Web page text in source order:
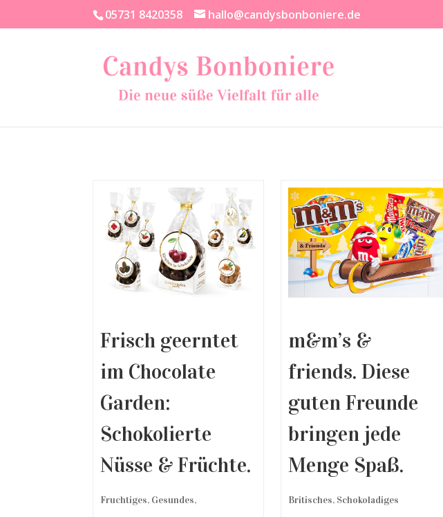
05731 8420358 hallo@candysbonboniere.de
Frisch geerntet
im Chocolate
Garden:
Schokolierte
Nüsse & Früchte.
Fruchtiges, Gesundes,
m&m’s &
friends. Diese
guten Freunde
bringen jede
Menge Spaß.
Britisches, Schokoladiges